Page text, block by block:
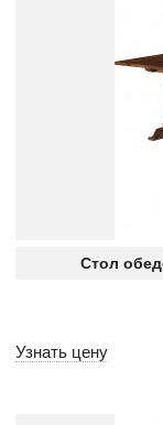
Стол
Узнать цену